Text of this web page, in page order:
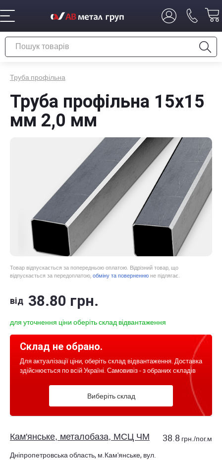
Труба профільна
Труба профільна 15х15
мм 2,0 мм
Товар відпускається за попередньою оплатою. Відрізний товар, що
відпускається за передоплатою, обміну та поверненню не підлягає.
від 38.80 грн.
для уточнення ціни оберіть склад відвантаження
Склад не обрано.
Для актуалізації ціни, оберіть склад відвантаження. Доставка
здійснюється по всій Україні. Самовивіз - з обраних складів
Виберіть склад
Кам'янське, металобаза, МСЦ ЧМ
Дніпропетровська область, м.Кам'янське, вул.
38.8 грн./пог.м